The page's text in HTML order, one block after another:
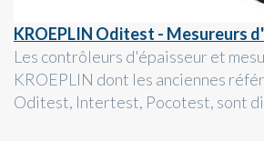
KROEPLIN Oditest - Mesureurs
Les contrôleurs d'épaisseur et
KROEPLIN dont les anciennes
Oditest, Intertest, Pocotest, sont